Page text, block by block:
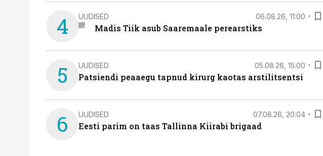
4 UUDISED 06.08.26, 11:00
Madis Tiik asub Saaremaale perearstiks
5 UUDISED 05.08.26, 15:00
Patsiendi peaaegu tapnud kirurg kaotas arstilitsentsi
6 UUDISED 07.08.26, 20:04
Eesti parim on taas Tallinna Kiirabi brigaad